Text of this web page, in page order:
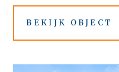
BEKIJK OBJECT